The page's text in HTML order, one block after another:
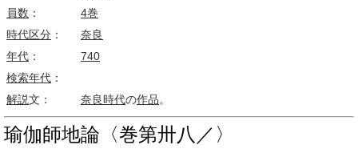
員数 ：
4巻
時代区分 ：
奈良
年代 ：
740
検索年代 ：
解説文： 奈良時代の作品。
瑜伽師地論〈巻第卅八／〉